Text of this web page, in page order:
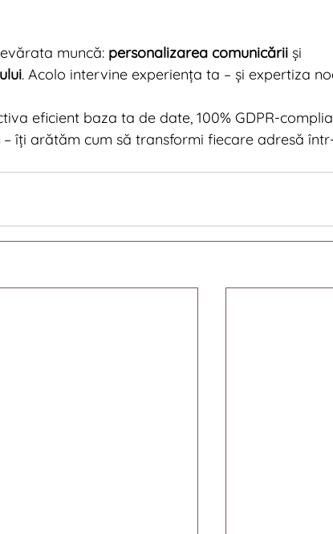
muncă: personalizarea comunicării și
. Acolo intervine experiența ta – și expertiza
eficient baza ta de date, 100% GDPR-
– îți arătăm cum să transformi fiecare adresă